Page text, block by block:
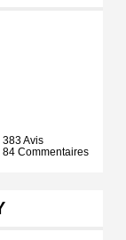
383 Avis
84 Commentaires